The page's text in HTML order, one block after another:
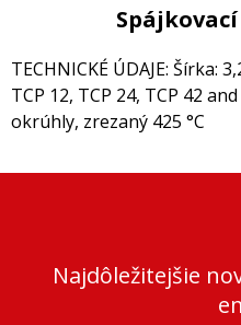
TECHNICKÉ ÚDAJE: Šírka:
TCP 12, TCP 24, TCP 42
okrúhly, zrezaný 425 °C
Najdôležitejšie